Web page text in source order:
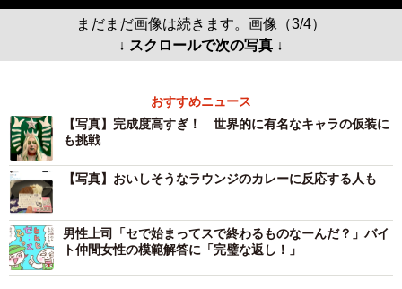
まだまだ画像は続きます。画像（3/4）
↓ スクロールで次の写真 ↓
おすすめニュース
【写真】完成度高すぎ！ 世界的に有名なキャラの仮装に
も挑戦
【写真】おいしそうなラウンジのカレーに反応する人も
男性上司「セで始まってスで終わるものなーんだ？」バイ
ト仲間女性の模範解答に「完璧な返し！」